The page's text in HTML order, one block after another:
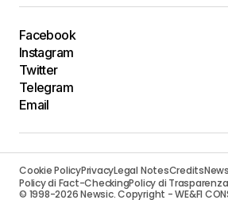
Facebook
Instagram
Twitter
Telegram
Email
Cookie PolicyPrivacyLegal NotesCredits
Policy di Fact-CheckingPolicy di
© 1998-2026 Newsic. Copyright - WE&FI